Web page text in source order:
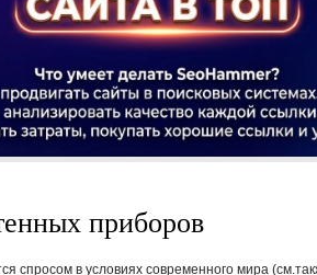
приборов
спросом в условиях современного мира